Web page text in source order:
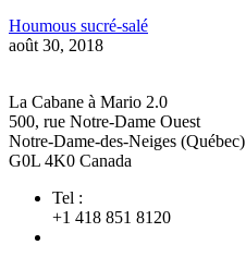
Houmous sucré-salé
août 30, 2018
La Cabane à Mario 2.0
500, rue Notre-Dame Ouest
Notre-Dame-des-Neiges (Québec)
G0L 4K0 Canada
Tel :
+1 418 851 8120